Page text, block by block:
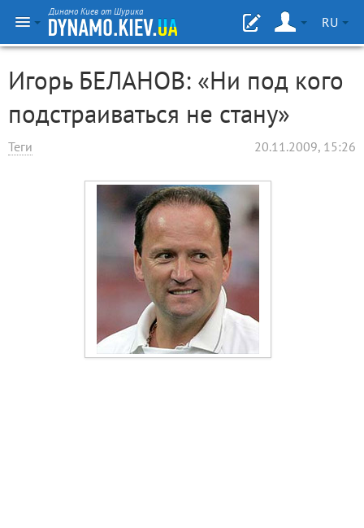
Динамо Киев от Шурика
RU
Игорь БЕЛАНОВ: «Ни под кого
подстраиваться не стану»
Теги 20.11.2009, 15:26